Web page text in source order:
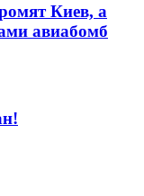
Киев, а
авиабомб